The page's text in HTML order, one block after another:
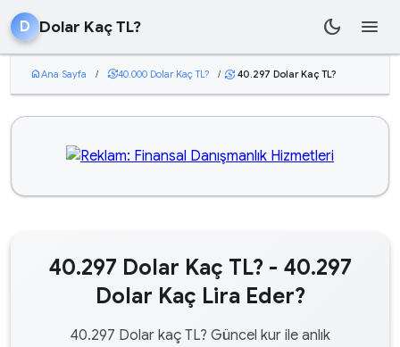
D Dolar Kaç TL? dark_mode menu
homeAna Sayfa / currency_exchange40.000 Dolar Kaç TL? / currency_exchange 40.297 Dolar Kaç TL?
40.297 Dolar Kaç TL? - 40.297
Dolar Kaç Lira Eder?
40.297 Dolar kaç TL? Güncel kur ile anlık